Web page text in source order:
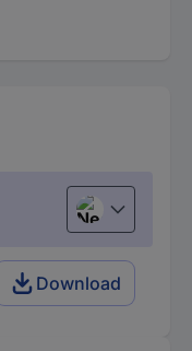
Nederlands
Download